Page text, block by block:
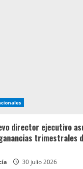
director ejecutivo
trimestrales
30 julio 2026